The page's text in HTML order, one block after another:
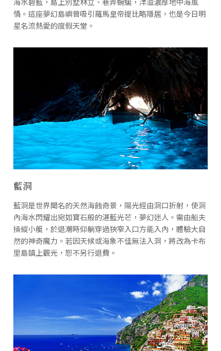
海水碧藍，島上別墅林立、巷弄蜿蜒，洋溢濃厚地中海風
情。這座夢幻島嶼曾吸引羅馬皇帝提比略隱居，也是今日明
星名流熱愛的度假天堂。
藍洞
藍洞是世界聞名的天然海蝕奇景，陽光經由洞口折射，使洞
內海水閃耀出宛如寶石般的湛藍光芒，夢幻迷人。需由船夫
操縱小艇，於退潮時仰躺穿過狹窄入口方能入內，體驗大自
然的神奇魔力。若因天候或海象不佳無法入洞，將改為卡布
里島鎮上觀光，恕不另行退費。